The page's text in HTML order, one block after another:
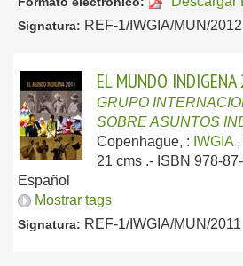
Signatura: REF-1/IWGIA/MUN/
EL MUNDO
GRUPO
SOBRE ASUNTOS
Copenhague, : IWGIA
21 cms .- ISBN 978-
Español
Mostrar tags
Signatura: REF-1/IWGIA/MUN/